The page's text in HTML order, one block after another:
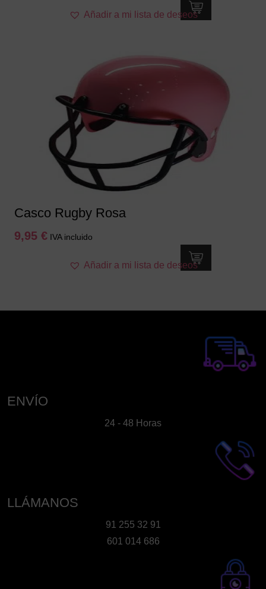
Añadir a mi lista de deseos
Casco Rugby Rosa
9,95 € IVA incluido
Añadir a mi lista de deseos
ENVÍO
24 - 48 Horas
LLÁMANOS
91 255 32 91
601 014 686